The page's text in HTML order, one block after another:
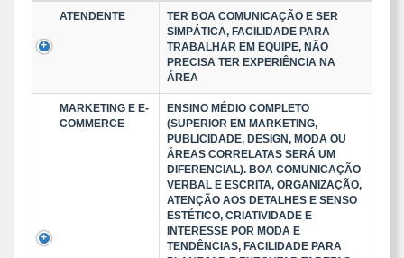
ATENDENTE
TER BOA COMUNICAÇÃO E SER
SIMPÁTICA, FACILIDADE PARA
TRABALHAR EM EQUIPE, NÃO
PRECISA TER EXPERIÊNCIA NA
ÁREA
MARKETING E E-
COMMERCE
ENSINO MÉDIO COMPLETO
(SUPERIOR EM MARKETING,
PUBLICIDADE, DESIGN, MODA OU
ÁREAS CORRELATAS SERÁ UM
DIFERENCIAL). BOA COMUNICAÇÃO
VERBAL E ESCRITA, ORGANIZAÇÃO,
ATENÇÃO AOS DETALHES E SENSO
ESTÉTICO, CRIATIVIDADE E
INTERESSE POR MODA E
TENDÊNCIAS, FACILIDADE PARA